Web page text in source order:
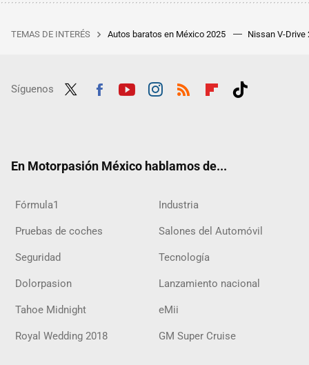
TEMAS DE INTERÉS Autos baratos en México 2025 Nissan V-Drive
Síguenos
En Motorpasión México hablamos de...
Fórmula1 Industria
Pruebas de coches Salones del Automóvil
Seguridad Tecnología
Dolorpasion Lanzamiento nacional
Tahoe Midnight eMii
Royal Wedding 2018 GM Super Cruise